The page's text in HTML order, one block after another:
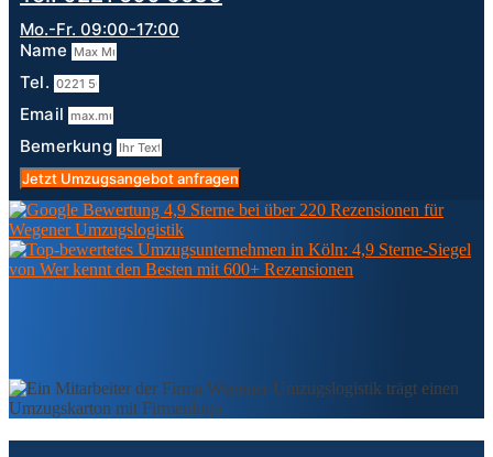
Mo.-Fr. 09:00-17:00
Name
Tel.
Email
Bemerkung
Jetzt Umzugsangebot anfragen